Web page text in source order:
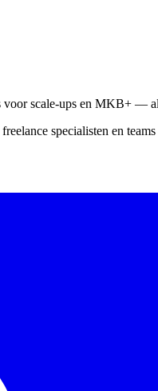
voor scale-ups en MKB+ —
specialisten en